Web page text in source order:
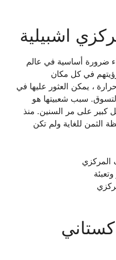
اشبيلية
ضرورة أساسية في عالم
في كل مكان
، يمكن العثور عليها في
سبب شعبيتها هو
على مر السنين. منذ
الثمن للغاية ولم تكن
المركزي